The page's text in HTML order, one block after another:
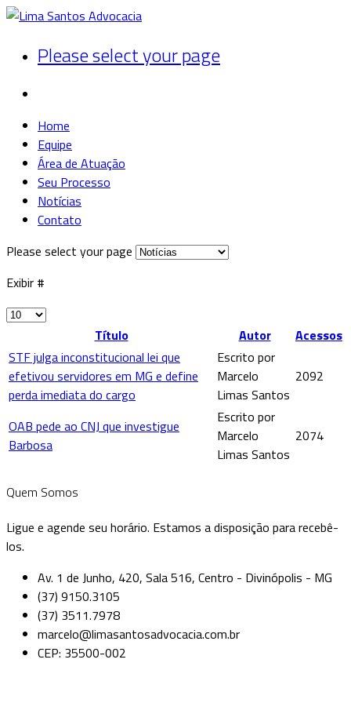
Please select your page
Home
Equipe
Área de Atuação
Seu Processo
Notícias
Contato
Please select your page
Exibir #
Título Autor
Acessos
STF julga inconstitucional lei que
efetivou servidores em MG e define
perda imediata do cargo
Escrito por
Marcelo
Limas Santos
2092
OAB pede ao CNJ que investigue
Barbosa
Escrito por
Marcelo
Limas Santos
2074
Quem Somos
Ligue e agende seu horário. Estamos a disposição para recebê-
los.
Av. 1 de Junho, 420, Sala 516, Centro - Divinópolis - MG
(37) 9150.3105
(37) 3511.7978
marcelo@limasantosadvocacia.com.br
CEP: 35500-002